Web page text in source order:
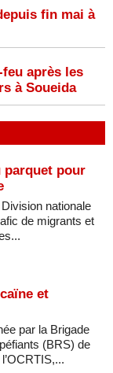
fin mai à
après les
à Soueida
parquet pour
nationale
de migrants et
et
par la Brigade
(BRS) de